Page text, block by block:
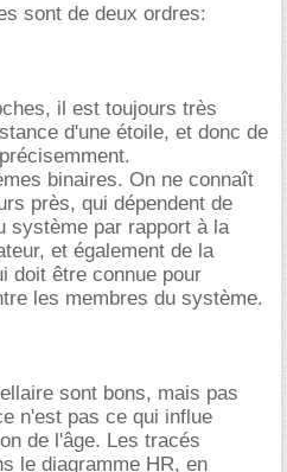
sont de deux ordres:
il est toujours très
d'une étoile, et donc de
binaires. On ne connaît
près, qui dépendent de
système par rapport à la
et également de la
doit être connue pour
les membres du système.
sont bons, mais pas
n'est pas ce qui influe
de l'âge. Les tracés
le diagramme HR, en